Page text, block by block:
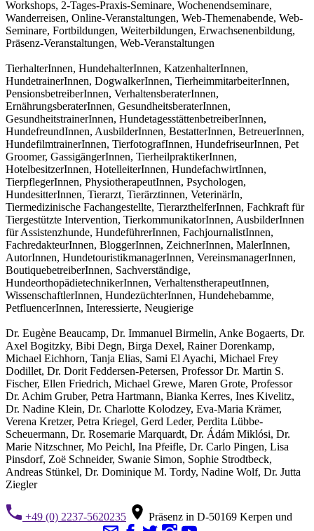
Workshops, 2-Tages-Praxis-Seminare, Wochenendseminare,
Wanderreisen, Online-Veranstaltungen, Web-Themenabende, Web-
Seminare, Fortbildungen, Weiterbildungen, Erwachsenenbildung,
Präsenz-Veranstaltungen, Web-Veranstaltungen
TierhalterInnen, HundehalterInnen, KatzenhalterInnen,
HundetrainerInnen, DogwalkerInnen, TierheimmitarbeiterInnen,
PensionsbetreiberInnen, VerhaltensberaterInnen,
ErnährungsberaterInnen, GesundheitsberaterInnen,
GesundheitstrainerInnen, HundetagesstättenbetreiberInnen,
HundefreundInnen, AusbilderInnen, BestatterInnen, BetreuerInnen,
HundefilmtrainerInnen, TierfotografInnen, HundefriseurInnen, Pet
Groomer, GassigängerInnen, TierheilpraktikerInnen,
HotelbesitzerInnen, HotelleiterInnen, HundefachwirtInnen,
TierpflegerInnen, PhysiotherapeutInnen, Psychologen,
HundesitterInnen, Tierarzt, Tierärztinnen, VeterinärIn,
Tiermedizinische Fachangestellte, TierarzthelferInnen, Fachkraft für
Tiergestützte Intervention, TierkommunikatorInnen, AusbilderInnen
für Assistenzhunde, HundeführerInnen, FachjournalistInnen,
FachredakteurInnen, BloggerInnen, ZeichnerInnen, MalerInnen,
AutorInnen, HundetouristikmanagerInnen, VereinsmanagerInnen,
BoutiquebetreiberInnen, Sachverständige,
HundeorthopädietechnikerInnen, VerhaltenstherapeutInnen,
WissenschaftlerInnen, HundezüchterInnen, Hundehebamme,
PetfluencerInnen, Interessierte, Neugierige
Dr. Eugène Beaucamp, Dr. Immanuel Birmelin, Anke Bogaerts, Dr.
Axel Bogitzky, Bibi Degn, Birga Dexel, Rainer Dorenkamp,
Michael Eichhorn, Tanja Elias, Sami El Ayachi, Michael Frey
Dodillet, Dr. Dorit Feddersen-Petersen, Professor Dr. Martin S.
Fischer, Ellen Friedrich, Michael Grewe, Maren Grote, Professor
Dr. Achim Gruber, Petra Hartmann, Bianka Kerres, Ines Kivelitz,
Dr. Nadine Klein, Dr. Charlotte Kolodzey, Eva-Maria Krämer,
Verena Kretzer, Petra Kriegel, Gerd Leder, Perdita Lübbe-
Scheuermann, Dr. Rosemarie Marquardt, Dr. Ádám Miklósi, Dr.
Marie Nitzschner, Mo Peichl, Ina Pfeifle, Dr. Carlo Pingen, Lisa
Pinsdorf, Zoë Schneider, Swanie Simon, Sophie Strodtbeck,
Andreas Stünkel, Dr. Dominique M. Tordy, Nadine Wolf, Dr. Jutta
Ziegler
+49 (0) 2237-5620235
Präsenz in D-50169 Kerpen und